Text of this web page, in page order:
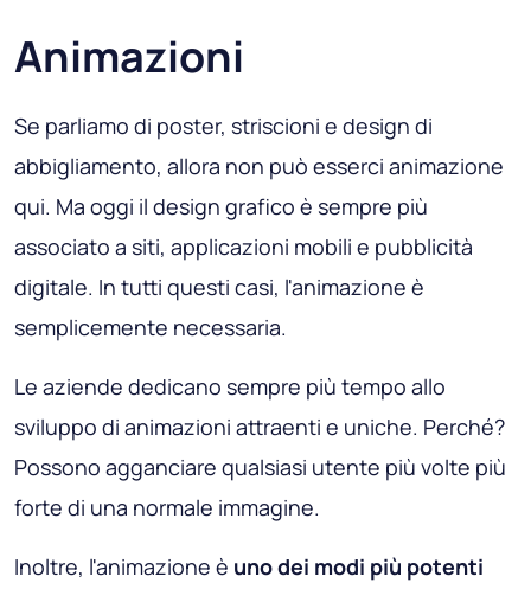
Animazioni
Se parliamo di poster, striscioni e design di
abbigliamento, allora non può esserci animazione
qui. Ma oggi il design grafico è sempre più
associato a siti, applicazioni mobili e pubblicità
digitale. In tutti questi casi, l'animazione è
semplicemente necessaria.
Le aziende dedicano sempre più tempo allo
sviluppo di animazioni attraenti e uniche. Perché?
Possono agganciare qualsiasi utente più volte più
forte di una normale immagine.
Inoltre, l'animazione è uno dei modi più potenti